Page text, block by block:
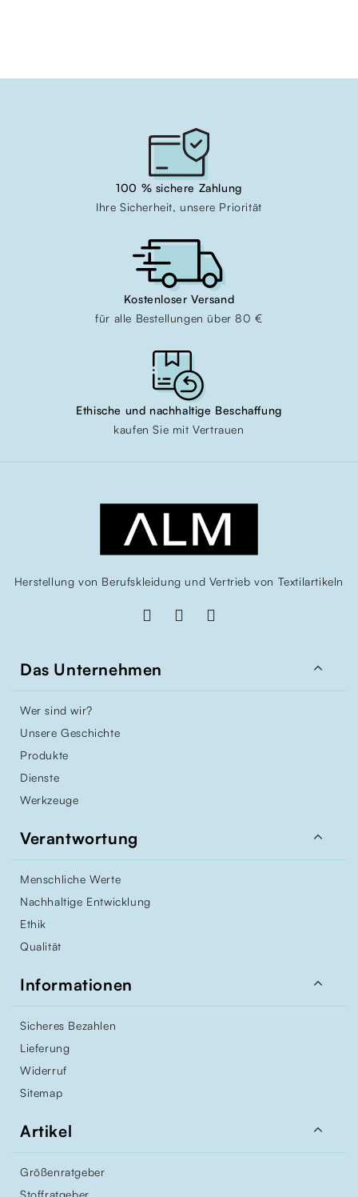
100 % sichere Zahlung
Ihre Sicherheit, unsere Priorität
Kostenloser Versand
für alle Bestellungen über 80 €
Ethische und nachhaltige Beschaffung
kaufen Sie mit Vertrauen
Herstellung von Berufskleidung und Vertrieb von Textilartikeln
Das Unternehmen 
Wer sind wir?
Unsere Geschichte
Produkte
Dienste
Werkzeuge
Verantwortung 
Menschliche Werte
Nachhaltige Entwicklung
Ethik
Qualität
Informationen 
Sicheres Bezahlen
Lieferung
Widerruf
Sitemap
Artikel 
Größenratgeber